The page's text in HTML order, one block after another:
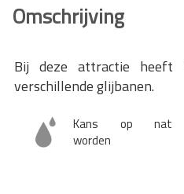
Omschrijving
Bij deze attractie
verschillende glijbanen.
Kans op nat
worden